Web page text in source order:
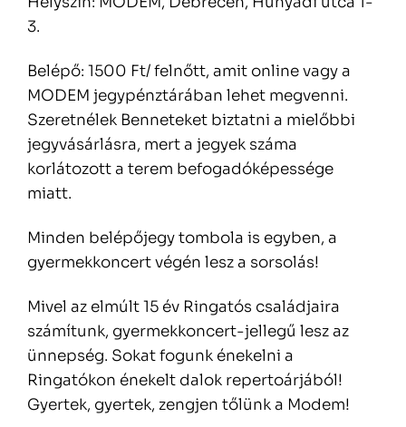
3.
Belépő: 1500 Ft/ felnőtt, amit online vagy a
MODEM jegypénztárában lehet megvenni.
Szeretnélek Benneteket biztatni a mielőbbi
jegyvásárlásra, mert a jegyek száma
korlátozott a terem befogadóképessége
miatt.
Minden belépőjegy tombola is egyben, a
gyermekkoncert végén lesz a sorsolás!
Mivel az elmúlt 15 év Ringatós családjaira
számítunk, gyermekkoncert-jellegű lesz az
ünnepség. Sokat fogunk énekelni a
Ringatókon énekelt dalok repertoárjából!
Gyertek, gyertek, zengjen tőlünk a Modem!